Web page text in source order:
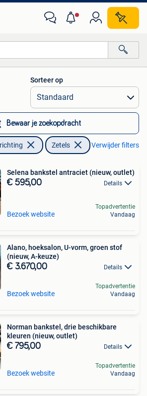
Alle afstanden…
Sorteer op
Bewaar je zoekopdracht
Zetels Verwijder filters
Selena bankstel antraciet (nieuw, outlet)
€ 595,00 Details
Bezoek website
Topadvertentie
Vandaag
Alano, hoeksalon, U-vorm, groen stof
(nieuw, A-keuze)
€ 3.670,00 Details
Bezoek website
Topadvertentie
Vandaag
Norman bankstel, drie beschikbare
kleuren (nieuw, outlet)
€ 795,00 Details
Bezoek website
Topadvertentie
Vandaag